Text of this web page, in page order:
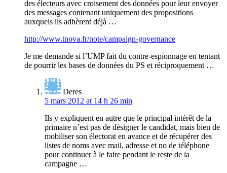
des électeurs avec croisement des données pour leur envoyer
des messages contenant uniquement des propositions
auxquels ils adhèrent déjà …
http://www.tnova.fr/note/campaign-governance
Je me demande si l’UMP fait du contre-espionnage en tentant
de pourrir les bases de données du PS et réciproquement …
Deres
5 mars 2012 at 14 h 26 min
Ils y expliquent en autre que le principal intérêt de la
primaire n’est pas de désigner le candidat, mais bien de
mobiliser son électorat en avance et de récupérer des
listes de noms avec mail, adresse et no de téléphone
pour continuer à le faire pendant le reste de la
campagne …